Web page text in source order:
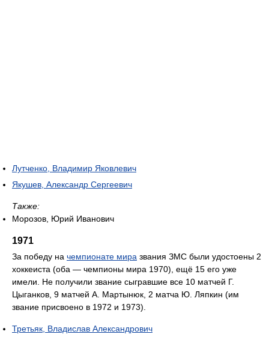
Лутченко, Владимир Яковлевич
Якушев, Александр Сергеевич
Также:
Морозов, Юрий Иванович
1971
За победу на чемпионате мира звания ЗМС были удостоены 2
хоккеиста (оба — чемпионы мира 1970), ещё 15 его уже
имели. Не получили звание сыгравшие все 10 матчей Г.
Цыганков, 9 матчей А. Мартынюк, 2 матча Ю. Ляпкин (им
звание присвоено в 1972 и 1973).
Третьяк, Владислав Александрович